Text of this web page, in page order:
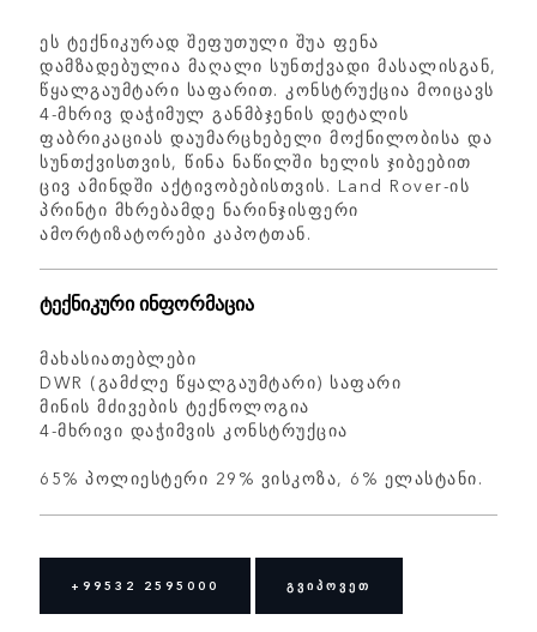
ეს ტექნიკურად შეფუთული შუა ფენა
დამზადებულია მაღალი სუნთქვადი მასალისგან,
წყალგაუმტარი საფარით. კონსტრუქცია მოიცავს
4-მხრივ დაჭიმულ განმბჯენის დეტალის
ფაბრიკაციას დაუმარცხებელი მოქნილობისა და
სუნთქვისთვის, წინა ნაწილში ხელის ჯიბეებით
ცივ ამინდში აქტივობებისთვის. Land Rover-ის
პრინტი მხრებამდე ნარინჯისფერი
ამორტიზატორები კაპოტთან.
ტექნიკური ინფორმაცია
მახასიათებლები
DWR (გამძლე წყალგაუმტარი) საფარი
მინის მძივების ტექნოლოგია
4-მხრივი დაჭიმვის კონსტრუქცია
65% პოლიესტერი 29% ვისკოზა, 6% ელასტანი.
+99532 2595000 ᲒᲕᲘᲞᲝᲕᲔᲗ